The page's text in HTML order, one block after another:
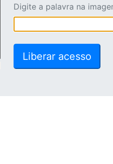
Digite a palavra na